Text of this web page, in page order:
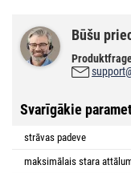
Būšu
Svarīgākie
strāvas padeve
maksimālais stara